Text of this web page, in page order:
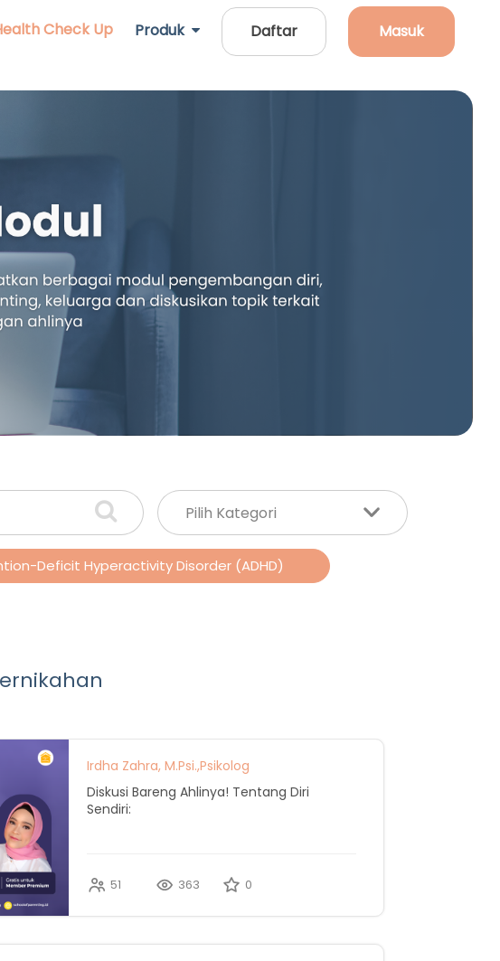
Check Up Produk Daftar Masuk
Deficit Hyperactivity Disorder (ADHD)
Irdha Zahra, M.Psi.,Psikolog
Diskusi Bareng Ahlinya! Tentang Diri
Sendiri:
51 363 0